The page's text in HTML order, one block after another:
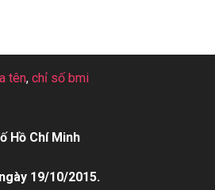
tên, chỉ số bmi
Hồ Chí Minh
19/10/2015.